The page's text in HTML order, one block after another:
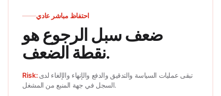
احتفاظ مباشر عادي
ضعف سبل الرجوع هو
نقطة الضعف.
تبقى عمليات السياسة والتدقيق والدفع والإنهاء والإلغاء لدى
السجل في جهة المنبع من المشغل.